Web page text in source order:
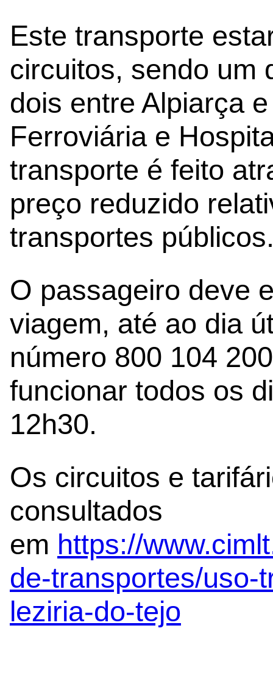
Este transporte
circuitos, sendo um
dois entre Alpiarça
Ferroviária e
transporte é feito
preço reduzido
transportes
O passageiro deve
viagem, até ao dia
número 800 104
funcionar todos os
12h30.
Os circuitos e
consultados
em https://
de-transportes/uso-
leziria-do-tejo